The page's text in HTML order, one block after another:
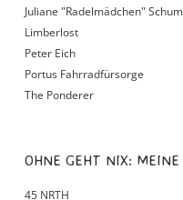
Juliane "Radelmädchen"
Limberlost
Peter Eich
Portus Fahrradfürsorge
The Ponderer
OHNE GEHT NIX:
45 NRTH